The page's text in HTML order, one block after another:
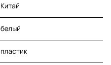
Китай
белый
пластик